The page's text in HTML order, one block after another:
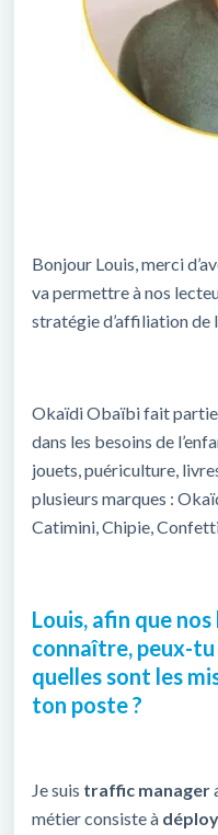
Bonjour Louis, merci
va permettre à nos
stratégie d’affiliation
Okaïdi Obaïbi fait partie
dans les besoins de
jouets, puériculture,
plusieurs marques :
Catimini, Chipie,
Louis, afin que
connaître, peux-
quelles sont les
ton poste ?
Je suis traffic manager
métier consiste à